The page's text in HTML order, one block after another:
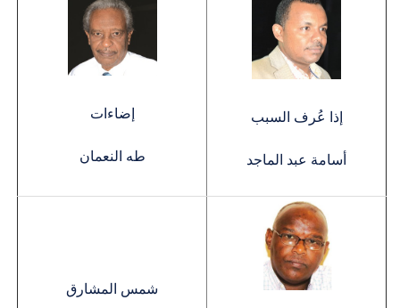
إذا عُرف السبب
أسامة عبد الماجد
إضاءات
طه النعمان
شمس المشارق